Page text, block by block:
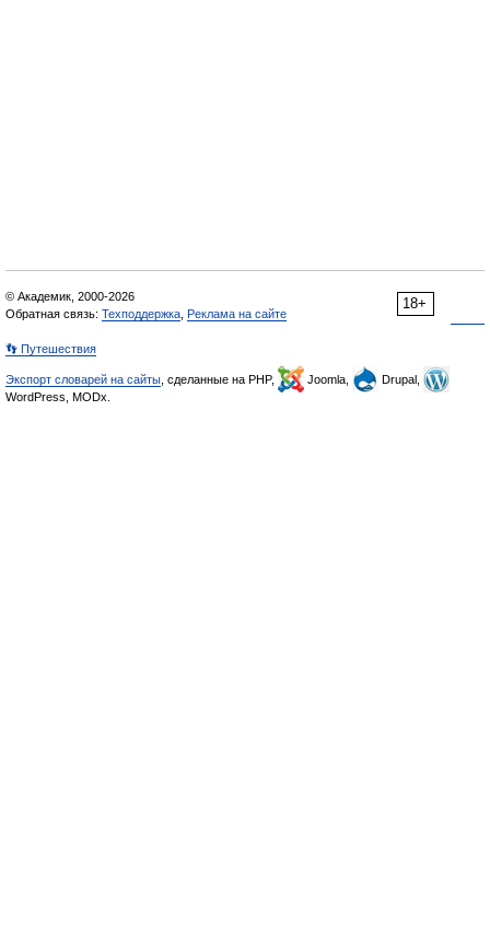
18+
© Академик, 2000-2026
Обратная связь: Техподдержка Реклама на сайте
👣 Путешествия
Экспорт словарей на сайты , сделанные на PHP, Joomla,
Drupal,
WordPress, MODx.